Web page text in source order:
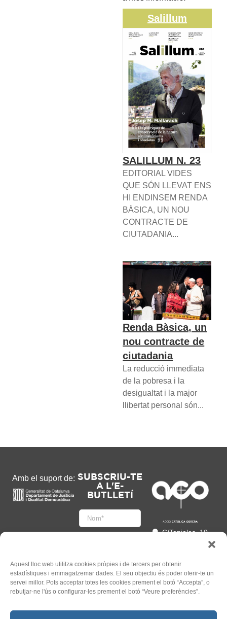
Aquest lloc web utilitza cookies pròpies i de tercers per obtenir
estadístiques i emmagatzemar dades. El seu objectiu és poder oferir-te un
servei millor. Pots acceptar totes les cookies prement el botó “Accepta”, o
rebutjar-ne l'ús o configurar-les prement el botó “Veure preferències”.
Salillum
SALILLUM N. 23
EDITORIAL VIDES
QUE SÓN LLEVAT ENS
HI ENDINSEM RENDA
BÀSICA, UN NOU
CONTRACTE DE
CIUTADANIA...
Renda Bàsica, un
nou contracte de
ciutadania
La reducció immediata
de la pobresa i la
desigualtat i la major
llibertat personal són...
Amb el suport de: SUBSCRIU-TE
A L'E-
BUTLLETÍ
Accepto
l'Informació legal
C/Tapioles, 10
93 505 86 86
hola@acocat.org